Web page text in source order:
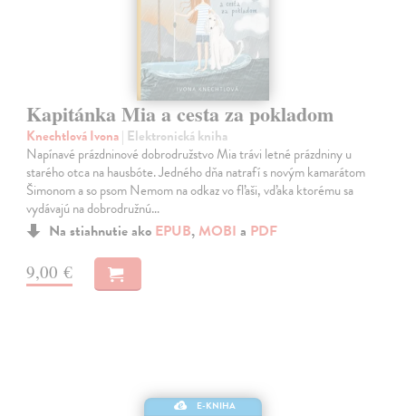
Kapitánka Mia a cesta za pokladom
Knechtlová Ivona| Elektronická kniha
Napínavé prázdninové dobrodružstvo Mia trávi letné prázdniny u
starého otca na hausbóte. Jedného dňa natrafí s novým kamarátom
Šimonom a so psom Nemom na odkaz vo fľaši, vďaka ktorému sa
vydávajú na dobrodružnú…
Na stiahnutie ako EPUB, MOBI a PDF
9,00 €
E-KNIHA